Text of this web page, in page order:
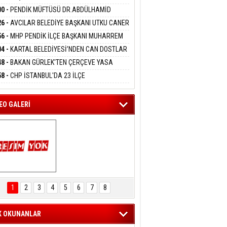
Kaynas
15 GÖZALTI
- PENDİK MÜFTÜSÜ DR.ABDÜLHAMİD
BASIN MENSUPLARINI AĞIRLADI
- AVCILAR BELEDİYE BAŞKANI UTKU CANER
HAKKINDA TAHLİYE KARARI
- MHP PENDİK İLÇE BAŞKANI MUHARREM
ORDULULAR DERNEĞİ HEYETİNİ
- KARTAL BELEDİYESİ’NDEN CAN DOSTLAR
DEV YATIRIM!
- BAKAN GÜRLEK'TEN ÇERÇEVE YASA
ÇİZGİMİZ ŞEHİT AİLELERİ
HASSASİYETİDİR''
- CHP İSTANBUL'DA 23 İLÇE
ATAMALAR GERÇEKLEŞTİ
GALERİ
ENGELSİZ
FESTİVALİ
KONSERİ
MEST
1 2 3 4 5 6 7 8
OKUNANLAR